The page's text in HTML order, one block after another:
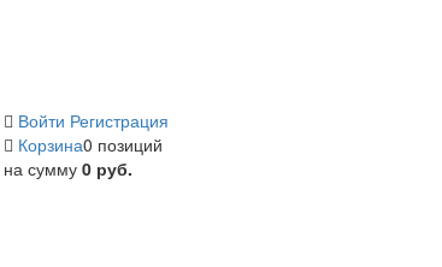
Войти Регистрация
Корзина0 позиций
на сумму 0 руб.